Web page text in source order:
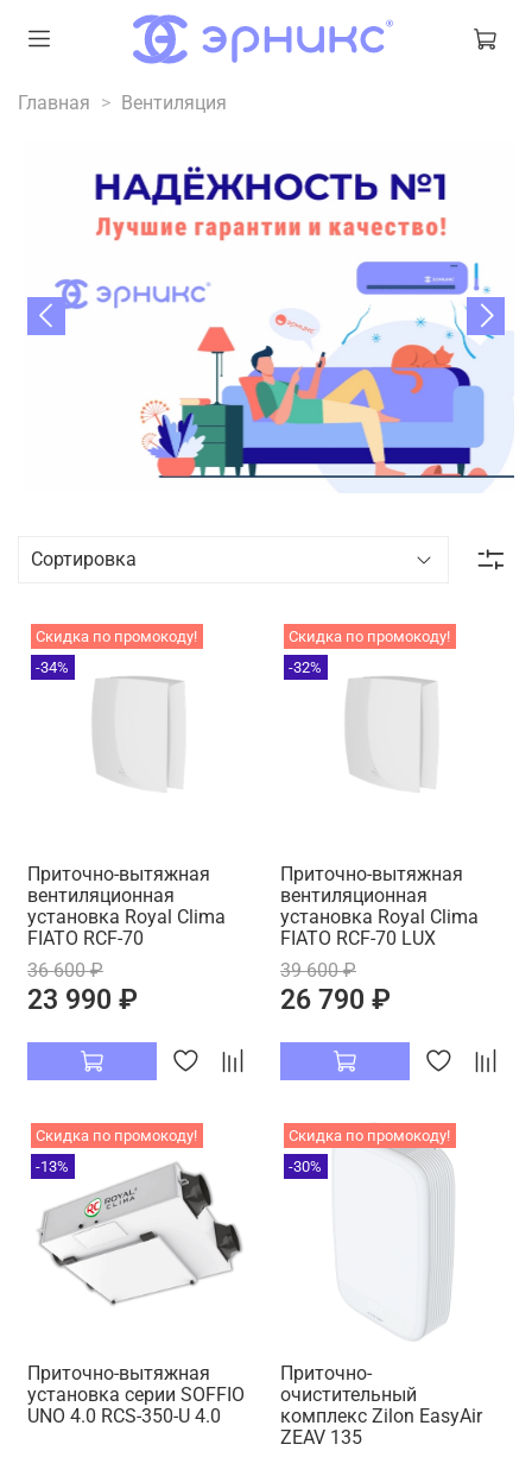
Главная Вентиляция
Скидка по промокоду!
-34%
Приточно-вытяжная
вентиляционная
установка Royal Clima
FIATO RCF-70
36 600 ₽
23 990 ₽
Скидка по промокоду!
-32%
Приточно-вытяжная
вентиляционная
установка Royal Clima
FIATO RCF-70 LUX
39 600 ₽
26 790 ₽
Скидка по промокоду!
-13%
Приточно-вытяжная
установка серии SOFFIO
UNO 4.0 RCS-350-U 4.0
Скидка по промокоду!
-30%
Приточно-
очистительный
комплекс Zilon EasyAir
ZEAV 135